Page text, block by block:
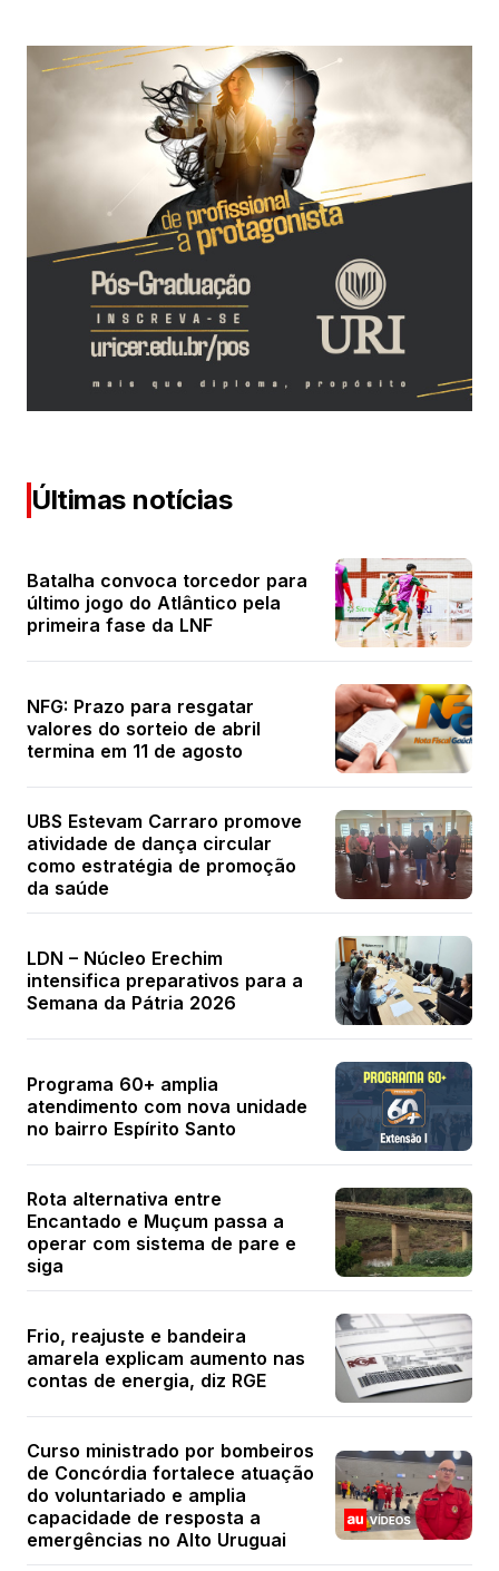
Últimas notícias
Batalha convoca torcedor para
último jogo do Atlântico pela
primeira fase da LNF
NFG: Prazo para resgatar
valores do sorteio de abril
termina em 11 de agosto
UBS Estevam Carraro promove
atividade de dança circular
como estratégia de promoção
da saúde
LDN – Núcleo Erechim
intensifica preparativos para a
Semana da Pátria 2026
Programa 60+ amplia
atendimento com nova unidade
no bairro Espírito Santo
Rota alternativa entre
Encantado e Muçum passa a
operar com sistema de pare e
siga
Frio, reajuste e bandeira
amarela explicam aumento nas
contas de energia, diz RGE
Curso ministrado por bombeiros
de Concórdia fortalece atuação
do voluntariado e amplia
capacidade de resposta a
emergências no Alto Uruguai